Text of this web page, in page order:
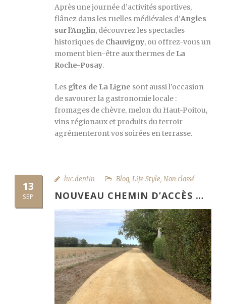
Après une journée d’activités sportives,
flânez dans les ruelles médiévales d’Angles
sur l’Anglin, découvrez les spectacles
historiques de Chauvigny, ou offrez-vous un
moment bien-être aux thermes de La
Roche-Posay.
Les gîtes de La Ligne sont aussi l’occasion
de savourer la gastronomie locale :
fromages de chèvre, melon du Haut-Poitou,
vins régionaux et produits du terroir
agrémenteront vos soirées en terrasse.
13
SEP
luc.dentin Blog, Life Style, Non classé
NOUVEAU CHEMIN D’ACCÈS …